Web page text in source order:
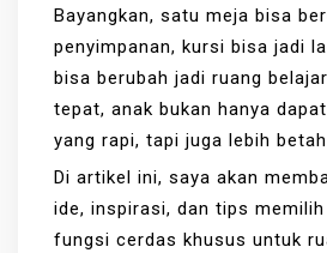
Bayangkan, satu meja bisa
penyimpanan, kursi bisa jadi
bisa berubah jadi ruang
tepat, anak bukan hanya
yang rapi, tapi juga lebih
Di artikel ini, saya akan
ide, inspirasi, dan tips
fungsi cerdas khusus untuk